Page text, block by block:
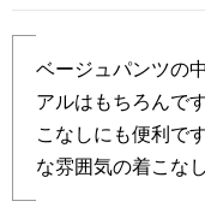
ベージュパンツの
アルはもちろんで
こなしにも便利で
な雰囲気の着こなし